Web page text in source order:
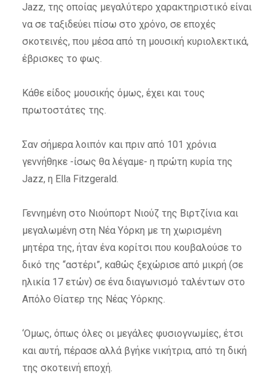
Jazz, της οποίας μεγαλύτερο χαρακτηριστικό είναι
να σε ταξιδεύει πίσω στο χρόνο, σε εποχές
σκοτεινές, που μέσα από τη μουσική κυριολεκτικά,
έβρισκες το φως.
Κάθε είδος μουσικής όμως, έχει και τους
πρωτοστάτες της.
Σαν σήμερα λοιπόν και πριν από 101 χρόνια
γεννήθηκε -ίσως θα λέγαμε- η πρώτη κυρία της
Jazz, η Ella Fitzgerald.
Γεννημένη στο Νιούπορτ Νιούζ της Βιρτζίνια και
μεγαλωμένη στη Νέα Υόρκη με τη χωρισμένη
μητέρα της, ήταν ένα κορίτσι που κουβαλούσε το
δικό της “αστέρι”, καθώς ξεχώρισε από μικρή (σε
ηλικία 17 ετών) σε ένα διαγωνισμό ταλέντων στο
Απόλο Θίατερ της Νέας Υόρκης.
‘Ομως, όπως όλες οι μεγάλες φυσιογνωμίες, έτσι
και αυτή, πέρασε αλλά βγήκε νικήτρια, από τη δική
της σκοτεινή εποχή.